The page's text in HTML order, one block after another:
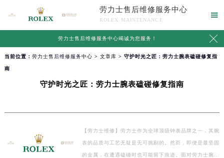
劳力士售后维修服务中心
ROLEX MAINTENANCE

劳力士售后维修服务中心竭诚为您服务！ 
当前位置： 劳力士售后维修服务中心 > 文章库 > 守护时光之匠：劳力士腕表磕碰修复指
南
守护时光之匠：劳力士腕表磕碰修复指南
【劳力士维修】劳力士作为全球顶级钟表品牌之一，其腕
表的品质与工艺无疑是无可挑剔的。然而，即便是最坚固
的金属，在遭遇磕碰时也可能留下痕迹。面对劳力士腕…